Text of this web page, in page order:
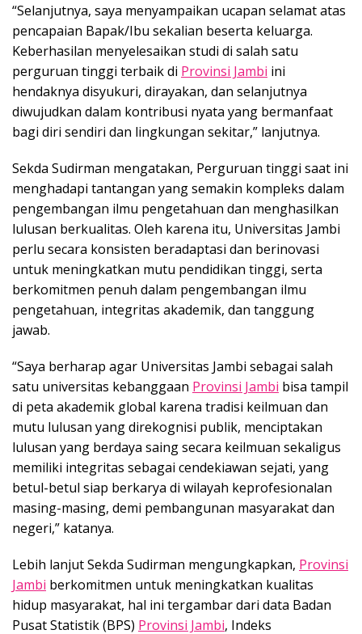
“Selanjutnya, saya menyampaikan ucapan selamat atas
pencapaian Bapak/Ibu sekalian beserta keluarga.
Keberhasilan menyelesaikan studi di salah satu
perguruan tinggi terbaik di Provinsi Jambi ini
hendaknya disyukuri, dirayakan, dan selanjutnya
diwujudkan dalam kontribusi nyata yang bermanfaat
bagi diri sendiri dan lingkungan sekitar,” lanjutnya.
Sekda Sudirman mengatakan, Perguruan tinggi saat ini
menghadapi tantangan yang semakin kompleks dalam
pengembangan ilmu pengetahuan dan menghasilkan
lulusan berkualitas. Oleh karena itu, Universitas Jambi
perlu secara konsisten beradaptasi dan berinovasi
untuk meningkatkan mutu pendidikan tinggi, serta
berkomitmen penuh dalam pengembangan ilmu
pengetahuan, integritas akademik, dan tanggung
jawab.
“Saya berharap agar Universitas Jambi sebagai salah
satu universitas kebanggaan Provinsi Jambi bisa tampil
di peta akademik global karena tradisi keilmuan dan
mutu lulusan yang direkognisi publik, menciptakan
lulusan yang berdaya saing secara keilmuan sekaligus
memiliki integritas sebagai cendekiawan sejati, yang
betul-betul siap berkarya di wilayah keprofesionalan
masing-masing, demi pembangunan masyarakat dan
negeri,” katanya.
Lebih lanjut Sekda Sudirman mengungkapkan, Provinsi
Jambi berkomitmen untuk meningkatkan kualitas
hidup masyarakat, hal ini tergambar dari data Badan
Pusat Statistik (BPS) Provinsi Jambi, Indeks